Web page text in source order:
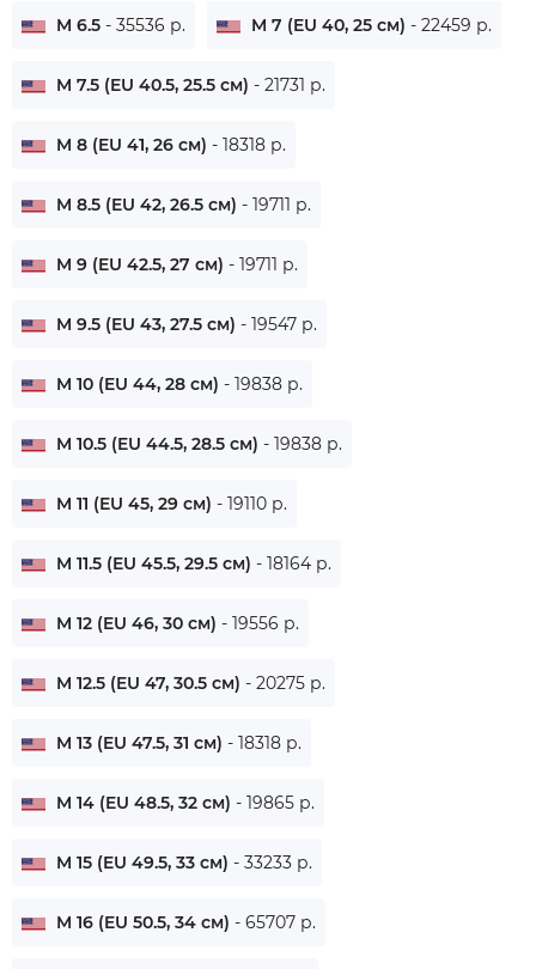
M 6.5 - 35536 р. M 7 (EU 40, 25 см) - 22459 р.
M 7.5 (EU 40.5, 25.5 см) - 21731 р.
M 8 (EU 41, 26 см) - 18318 р.
M 8.5 (EU 42, 26.5 см) - 19711 р.
M 9 (EU 42.5, 27 см) - 19711 р.
M 9.5 (EU 43, 27.5 см) - 19547 р.
M 10 (EU 44, 28 см) - 19838 р.
M 10.5 (EU 44.5, 28.5 см) - 19838 р.
M 11 (EU 45, 29 см) - 19110 р.
M 11.5 (EU 45.5, 29.5 см) - 18164 р.
M 12 (EU 46, 30 см) - 19556 р.
M 12.5 (EU 47, 30.5 см) - 20275 р.
M 13 (EU 47.5, 31 см) - 18318 р.
M 14 (EU 48.5, 32 см) - 19865 р.
M 15 (EU 49.5, 33 см) - 33233 р.
M 16 (EU 50.5, 34 см) - 65707 р.